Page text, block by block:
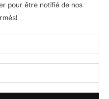
pour être notifié de nos